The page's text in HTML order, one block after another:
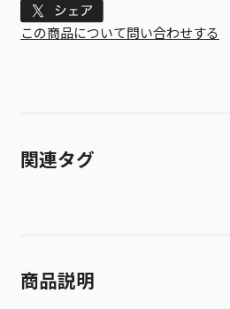
Tweet
この商品について問い合わせする
関連タグ
商品説明